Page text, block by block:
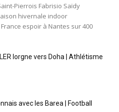
Pierrois Fabrisio Saïdy
hivernale indoor
espoir à Nantes sur 400
lorgne vers Doha | Athlétisme
avec les Barea | Football